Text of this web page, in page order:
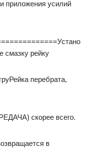
приложения усилий
смазку рейку
перебрата,
скорее всего.
в